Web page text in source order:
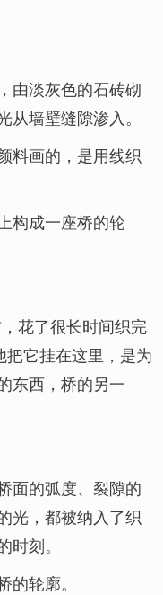
由淡灰色的石砖砌
墙壁缝隙渗入。
料画的，是用线织
构成一座桥的轮
花了很长时间织完
把它挂在这里，是为
东西，桥的另一
面的弧度、裂隙的
光，都被纳入了织
刻。
轮廓。